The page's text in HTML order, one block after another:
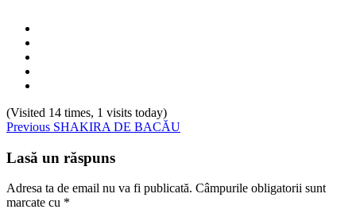
(Visited 14 times, 1 visits today)
Continue
Reading
Previous SHAKIRA DE BACĂU
Lasă un răspuns
Adresa ta de email nu va fi publicată. Câmpurile obligatorii sunt
marcate cu *